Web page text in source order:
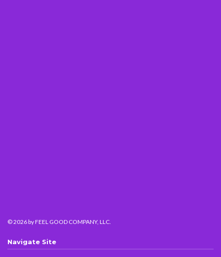
© 2026by FEEL GOOD COMPANY, LLC.
Navigate Site